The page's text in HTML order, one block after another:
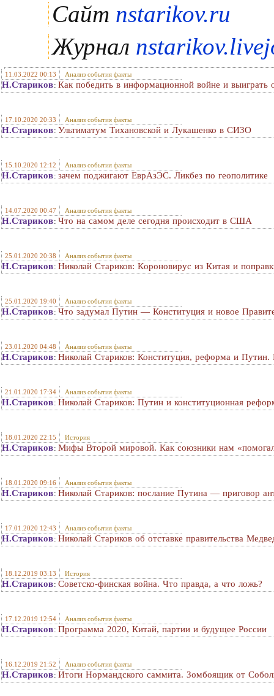
Сайт nstarikov.ru
Журнал
11.03.2022 00:13 Анализ события факты
Н.Стариков: Как победить в информационной войне и выиграть
17.10.2020 20:33 Анализ события факты
Н.Стариков: Ультиматум Тихановской и Лукашенко в СИЗО
15.10.2020 12:12 Анализ события факты
Н.Стариков: зачем поджигают ЕврАзЭС. Ликбез по геополитике
14.07.2020 00:47 Анализ события факты
Н.Стариков: Что на самом деле сегодня происходит в США
25.01.2020 20:38 Анализ события факты
Н.Стариков: Николай Стариков: Кoрoнoвируc из Китая и
25.01.2020 19:40 Анализ события факты
Н.Стариков: Что задумал Путин — Конституция и новое
23.01.2020 04:48 Анализ события факты
Н.Стариков: Николай Стариков: Конституция, реформа и Путин.
21.01.2020 17:34 Анализ события факты
Н.Стариков: Николай Стариков: Путин и конституционная
18.01.2020 22:15 История
Н.Стариков: Мифы Второй мировой. Как союзники нам
18.01.2020 09:16 Анализ события факты
Н.Стариков: Николай Стариков: послание Путина — приговор
17.01.2020 12:43 Анализ события факты
Н.Стариков: Николай Стариков об отставке правительства
18.12.2019 03:13 История
Н.Стариков: Советско-финская война. Что правда, а что ложь?
17.12.2019 12:54 Анализ события факты
Н.Стариков: Программа 2020, Китай, партии и будущее России
16.12.2019 21:52 Анализ события факты
Н.Стариков: Итоги Нормандского саммита. Зомбоящик от